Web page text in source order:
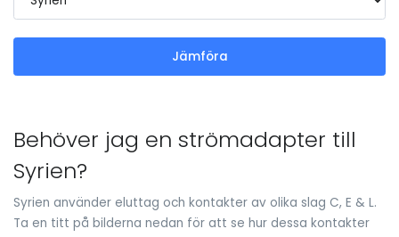
Jämföra
Behöver jag en strömadapter till
Syrien?
Syrien använder eluttag och kontakter av olika slag C, E & L.
Ta en titt på bilderna nedan för att se hur dessa kontakter